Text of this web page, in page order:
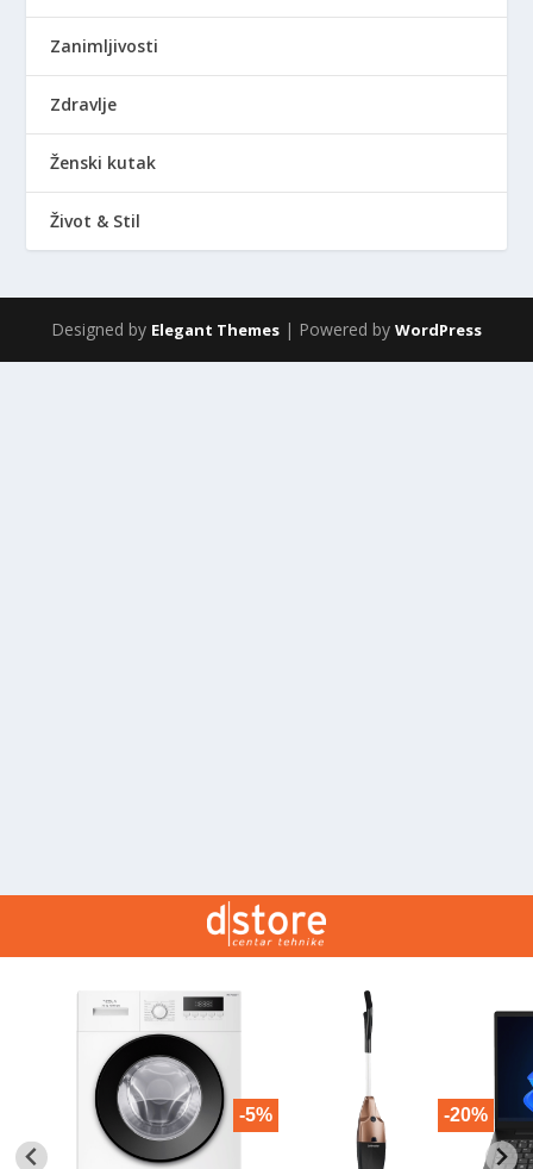
Zanimljivosti
Zdravlje
Ženski kutak
Život & Stil
Designed by Elegant Themes | Powered by WordPress